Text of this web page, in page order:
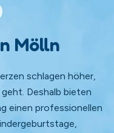
Mölln
schlagen höher,
Deshalb bieten
einen professionellen